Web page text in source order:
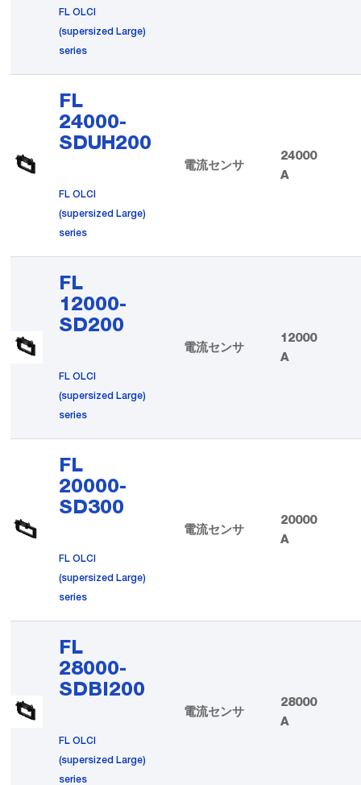
FL OLCI
(supersized Large)
series
FL
24000-
SDUH200
FL OLCI
(supersized Large)
series
電流センサ
24000
A
FL
12000-
SD200
FL OLCI
(supersized Large)
series
電流センサ
12000
A
FL
20000-
SD300
FL OLCI
(supersized Large)
series
電流センサ
20000
A
FL
28000-
SDBI200
FL OLCI
(supersized Large)
series
電流センサ
28000
A